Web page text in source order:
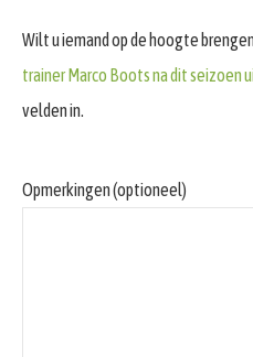
Wilt u iemand op de hoogte
trainer Marco Boots na dit seizoen
velden in.
Opmerkingen (optioneel)